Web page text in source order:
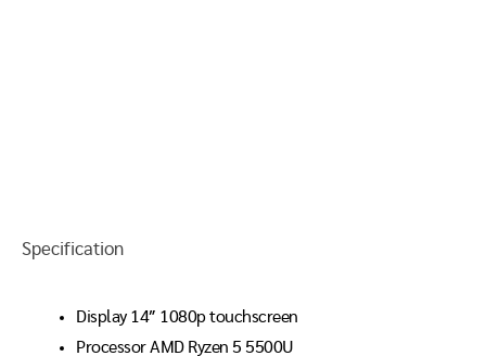
Specification
Display 14″ 1080p touchscreen
Processor AMD Ryzen 5 5500U